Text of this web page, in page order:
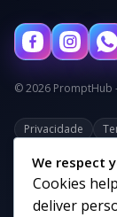
© 2026 PromptHub
Privacidade
Categorias
We respect
Cookies
deliver